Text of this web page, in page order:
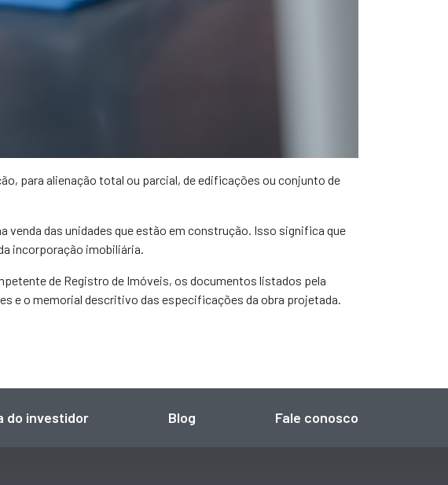
para alienação total ou parcial, de edificações ou conjunto de
das unidades que estão em construção. Isso significa que
incorporação imobiliária.
de Registro de Imóveis, os documentos listados pela
e o memorial descritivo das especificações da obra projetada.
do investidor Blog Fale conosco